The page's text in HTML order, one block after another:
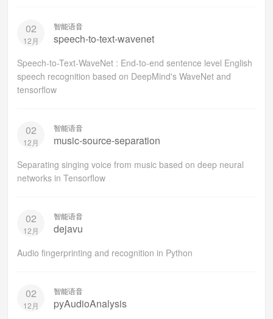
02
12月
智能语音
speech-to-text-wavenet
Speech-to-Text-WaveNet : End-to-end sentence level English
speech recognition based on DeepMind's WaveNet and
tensorflow
02
12月
智能语音
music-source-separation
Separating singing voice from music based on deep neural
networks in Tensorflow
02
12月
智能语音
dejavu
Audio fingerprinting and recognition in Python
02
12月
智能语音
pyAudioAnalysis